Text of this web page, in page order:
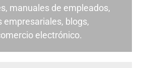
manuales de empleados,
empresariales, blogs,
electrónico.